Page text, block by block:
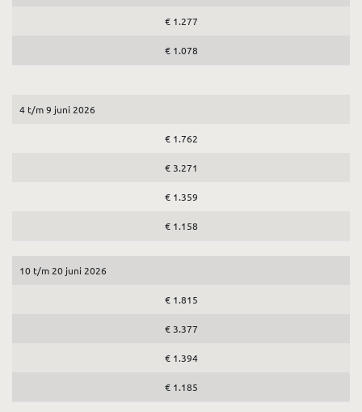
€ 1.277
€ 1.078
4 t/m 9 juni 2026
€ 1.762
€ 3.271
€ 1.359
€ 1.158
10 t/m 20 juni 2026
€ 1.815
€ 3.377
€ 1.394
€ 1.185